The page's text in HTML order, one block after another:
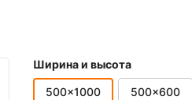
Ширина и высота
500x1000 500x600